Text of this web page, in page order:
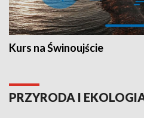
Kurs na Świnoujście
PRZYRODA I